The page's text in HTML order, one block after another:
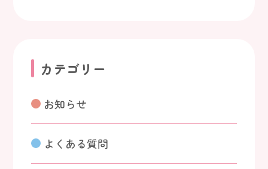
カテゴリー
お知らせ
よくある質問